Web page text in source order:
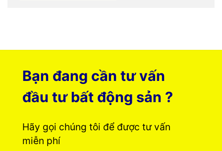
Bạn đang cần tư vấn
đầu tư bất động sản ?
Hãy gọi chúng tôi để được tư vấn
miễn phí